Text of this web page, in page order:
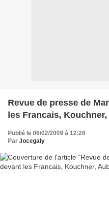
Revue de presse de
les Francais,
Publié le 06/02/2009 à 12:28
Par Jocegaly